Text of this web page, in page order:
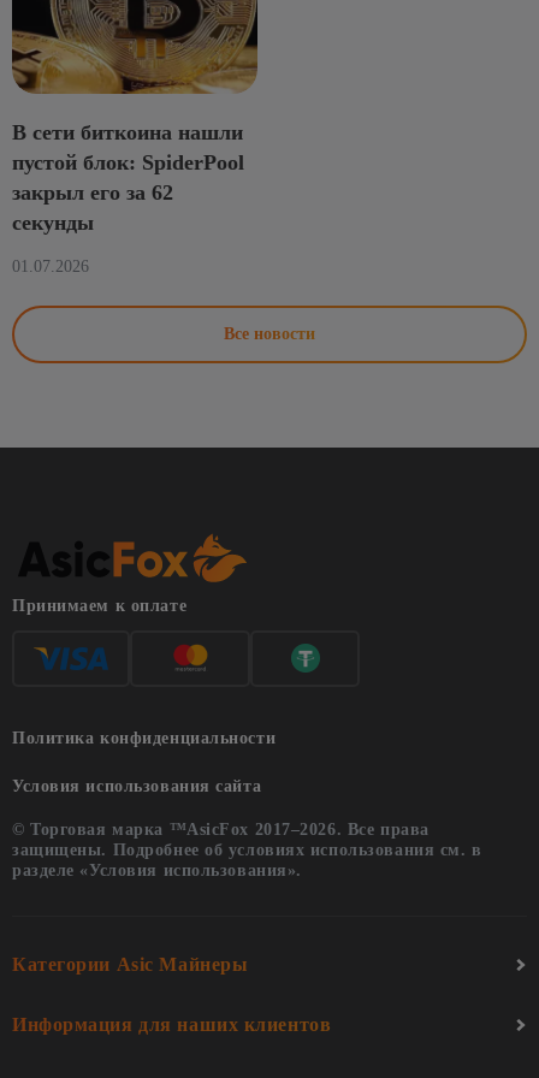
В сети биткоина нашли
пустой блок: SpiderPool
закрыл его за 62
секунды
01.07.2026
Все новости
Принимаем к оплате
Политика конфиденциальности
Условия использования сайта
© Торговая марка ™AsicFox 2017–2026. Все права
защищены. Подробнее об условиях использования см. в
разделе «Условия использования».
Категории Asic Майнеры
Информация для наших клиентов